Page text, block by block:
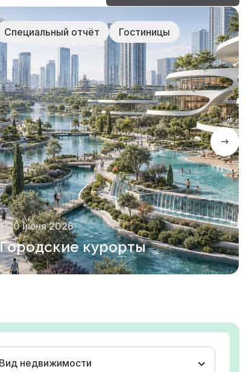
Специальный отчёт Гостиницы
10 июня 2026
Городские курорты
Вид недвижимости